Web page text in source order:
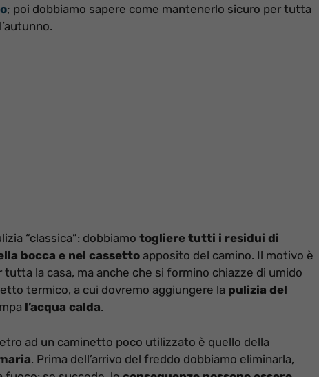
; poi dobbiamo sapere come mantenerlo sicuro per tutta
“classica”: dobbiamo togliere tutti i residui di
bocca e nel cassetto apposito del camino. Il motivo è
la casa, ma anche che si formino chiazze di umido
termico, a cui dovremo aggiungere la pulizia del
l’acqua calda.
ad un caminetto poco utilizzato è quello della
. Prima dell’arrivo del freddo dobbiamo eliminarla,